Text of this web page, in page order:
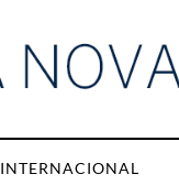
INTERNACIONAL